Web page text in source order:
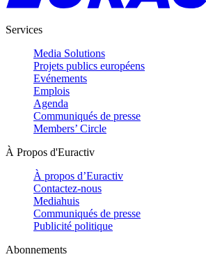
Services
Media Solutions
Projets publics européens
Evénements
Emplois
Agenda
Communiqués de presse
Members’ Circle
À Propos d'Euractiv
À propos d’Euractiv
Contactez-nous
Mediahuis
Communiqués de presse
Publicité politique
Abonnements